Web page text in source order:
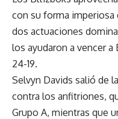
con su forma imperiosa
dos actuaciones
los ayudaron a vencer a
24-19.
Selvyn Davids salió de
contra los anfitriones,
Grupo A, mientras que